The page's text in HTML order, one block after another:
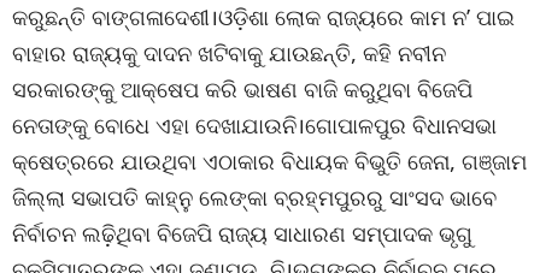
କରୁଛନ୍ତି ବାଙ୍ଗଳାଦେଶୀ।ଓଡ଼ିଶା ଲୋକ ରାଜ୍ୟରେ କାମ ନ’ ପାଇ
ବାହାର ରାଜ୍ୟକୁ ଦାଦନ ଖଟିବାକୁ ଯାଉଛନ୍ତି, କହି ନବୀନ
ସରକାରଙ୍କୁ ଆକ୍ଷେପ କରି ଭାଷଣ ବାଜି କରୁଥିବା ବିଜେପି
ନେତାଙ୍କୁ ବୋଧେ ଏହା ଦେଖାଯାଉନି।ଗୋପାଳପୁର ବିଧାନସଭା
କ୍ଷେତ୍ରରେ ଯାଉଥିବା ଏଠାକାର ବିଧାୟକ ବିଭୁତି ଜେନା, ଗଞ୍ଜାମ
ଜିଲ୍ଲା ସଭାପତି କାହ୍ନୁ ଲେଙ୍କା ବ୍ରହ୍ମପୁରରୁ ସାଂସଦ ଭାବେ
ନିର୍ବାଚନ ଲଢ଼ିଥିବା ବିଜେପି ରାଜ୍ୟ ସାଧାରଣ ସମ୍ପାଦକ ଭୃଗୁ